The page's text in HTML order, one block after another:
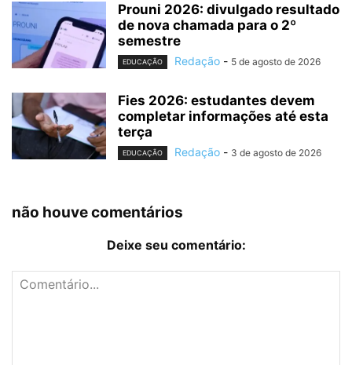
Prouni 2026: divulgado resultado
de nova chamada para o 2º
semestre
EDUCAÇÃO Redação - 5 de agosto de 2026
Fies 2026: estudantes devem
completar informações até esta
terça
EDUCAÇÃO Redação - 3 de agosto de 2026
não houve comentários
Deixe seu comentário: